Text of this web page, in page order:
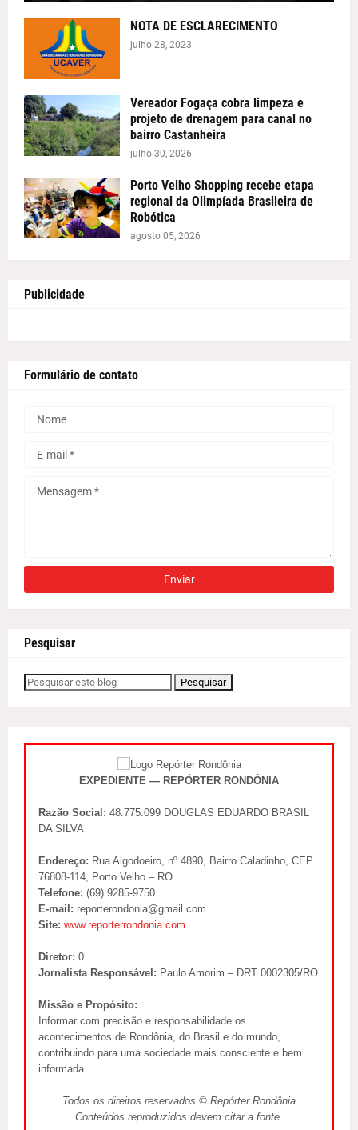
NOTA DE ESCLARECIMENTO
julho 28, 2023
Vereador Fogaça cobra limpeza e
projeto de drenagem para canal no
bairro Castanheira
julho 30, 2026
Porto Velho Shopping recebe etapa
regional da Olimpíada Brasileira de
Robótica
agosto 05, 2026
Publicidade
Formulário de contato
Pesquisar
EXPEDIENTE — REPÓRTER RONDÔNIA
Razão Social: 48.775.099 DOUGLAS EDUARDO BRASIL
DA SILVA
Endereço: Rua Algodoeiro, nº 4890, Bairro Caladinho, CEP
76808-114, Porto Velho – RO
Telefone: (69) 9285-9750
E-mail: reporterondonia@gmail.com
Site: www.reporterrondonia.com
Diretor: 0
Jornalista Responsável: Paulo Amorim – DRT 0002305/RO
Missão e Propósito:
Informar com precisão e responsabilidade os
acontecimentos de Rondônia, do Brasil e do mundo,
contribuindo para uma sociedade mais consciente e bem
informada.
Todos os direitos reservados © Repórter Rondônia
Conteúdos reproduzidos devem citar a fonte.